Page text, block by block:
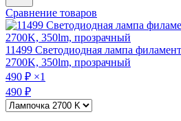
Сравнение товаров
11499 Светодиодная лампа
2700K, 350lm, прозрачный
490 ₽ ×1
490 ₽